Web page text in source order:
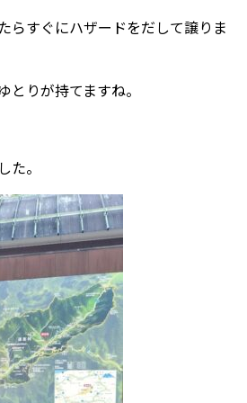
らすぐにハザードをだして譲りま
りが持てますね。
。